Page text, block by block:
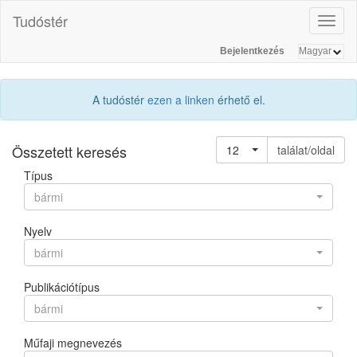
Tudóstér
Bejelentkezés
A tudóstér ezen a linken érhető el.
Összetett keresés 12
találat/oldal
Típus
bármi
Nyelv
bármi
Publikációtípus
bármi
Műfaji megnevezés